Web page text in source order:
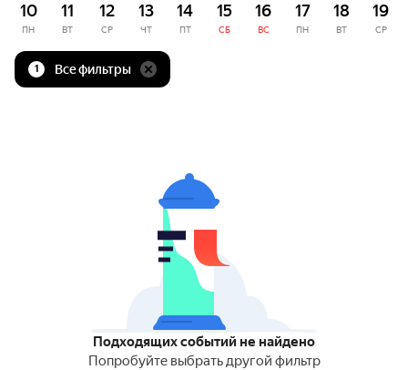
10
ПН
11
ВТ
12
СР
13
ЧТ
14
ПТ
15
СБ
16
ВС
17
ПН
18
ВТ
19
СР
1 Все фильтры
Подходящих событий не найдено
Попробуйте выбрать другой фильтр